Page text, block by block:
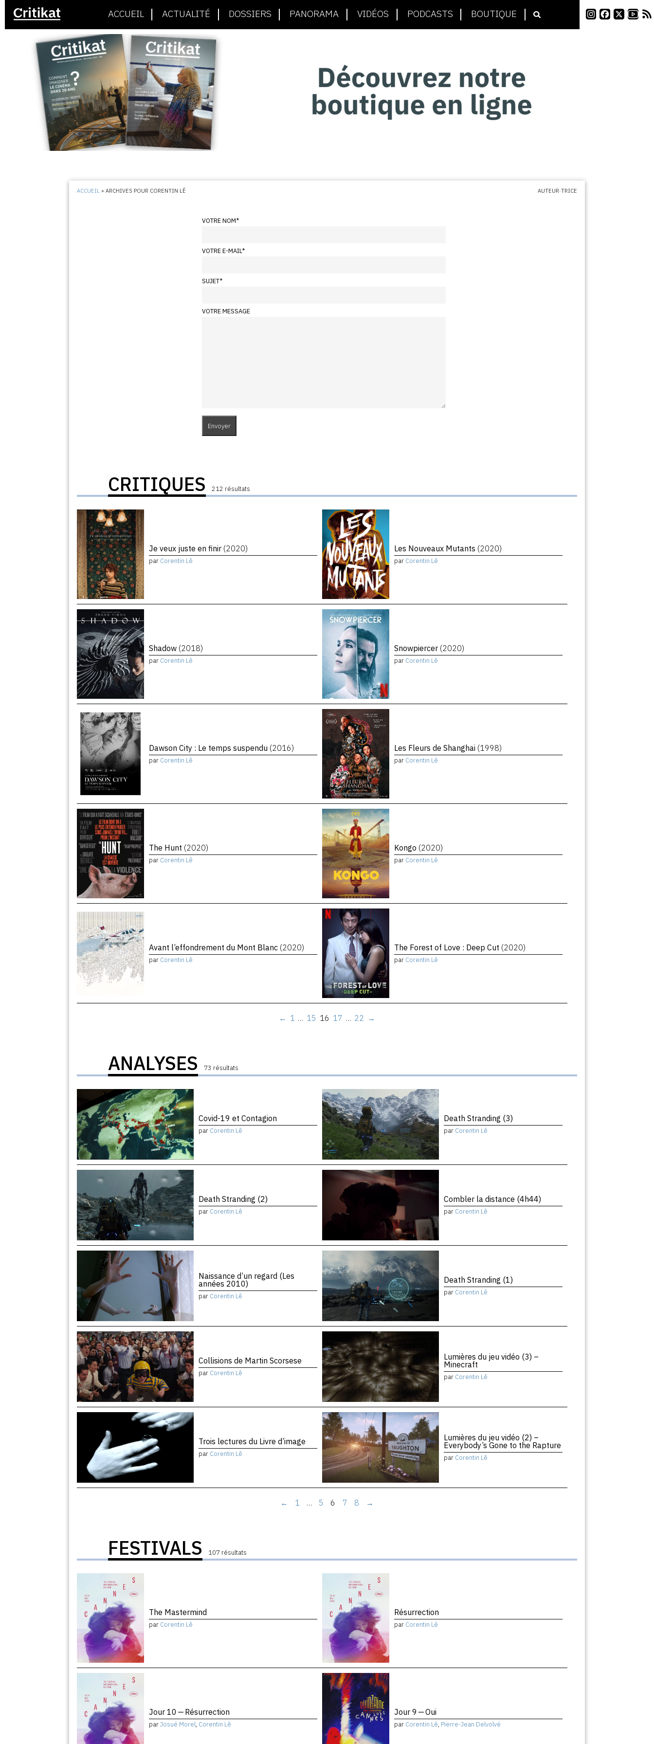
ACCUEIL ACTUALITÉ DOSSIERS PANORAMA VIDÉOS PODCASTS BOUTIQUE
ACCUEIL »ARCHIVES POUR CORENTIN LÊ AUTEUR·TRICE
VOTRE NOM*
VOTRE E-MAIL*
SUJET*
VOTRE MESSAGE
CRITIQUES 212 résultats
Je veux juste en finir (2020)
par Corentin Lê
Les Nouveaux Mutants (2020)
par Corentin Lê
Shadow (2018)
par Corentin Lê
Snowpiercer (2020)
par Corentin Lê
Dawson City : Le temps suspendu (2016)
par Corentin Lê
Les Fleurs de Shanghai (1998)
par Corentin Lê
The Hunt (2020)
par Corentin Lê
Kongo (2020)
par Corentin Lê
Avant l’effondrement du Mont Blanc (2020)
par Corentin Lê
The Forest of Love : Deep Cut (2020)
par Corentin Lê
← 1 … 15 16 17 … 22 →
ANALYSES 73 résultats
Covid-19 et Contagion
par Corentin Lê
Death Stranding (3)
par Corentin Lê
Death Stranding (2)
par Corentin Lê
Combler la distance (4h44)
par Corentin Lê
Naissance d’un regard (Les
années 2010)
par Corentin Lê
Death Stranding (1)
par Corentin Lê
Collisions de Martin Scorsese
par Corentin Lê
Lumières du jeu vidéo (3) –
Minecraft
par Corentin Lê
Trois lectures du Livre d’image
par Corentin Lê
Lumières du jeu vidéo (2) –
Everybody’s Gone to the Rapture
par Corentin Lê
← 1 … 5 6 7 8 →
FESTIVALS 107 résultats
The Mastermind
par Corentin Lê
Résurrection
par Corentin Lê
Jour 10 — Résurrection
parJosué Morel, Corentin Lê
Jour 9 — Oui
par Corentin Lê, Pierre-Jean Delvolvé